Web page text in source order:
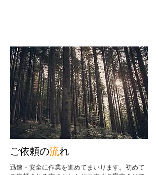
ご依頼の流れ
​迅速・安全に作業を進めてまいります。初めて